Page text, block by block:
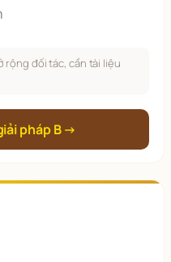
rộng đối tác, cần tài liệu
pháp B →